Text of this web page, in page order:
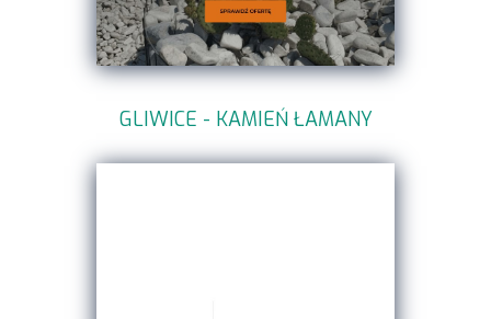
GLIWICE - KAMIEŃ ŁAMANY